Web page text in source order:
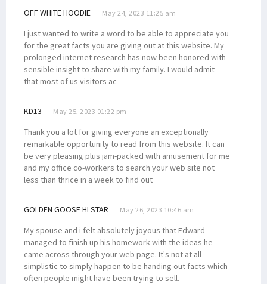
OFF WHITE HOODIE May 24, 2023 11:25 am
I just wanted to write a word to be able to appreciate you
for the great facts you are giving out at this website. My
prolonged internet research has now been honored with
sensible insight to share with my family. I would admit
that most of us visitors ac
KD13 May 25, 2023 01:22 pm
Thank you a lot for giving everyone an exceptionally
remarkable opportunity to read from this website. It can
be very pleasing plus jam-packed with amusement for me
and my office co-workers to search your web site not
less than thrice in a week to find out
GOLDEN GOOSE HI STAR May 26, 2023 10:46 am
My spouse and i felt absolutely joyous that Edward
managed to finish up his homework with the ideas he
came across through your web page. It's not at all
simplistic to simply happen to be handing out facts which
often people might have been trying to sell.